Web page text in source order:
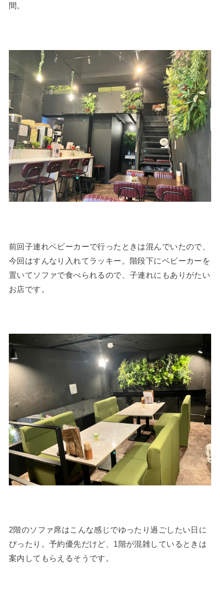
間。
前回子連れベビーカーで行ったときは混んでいたので、
今回はすんなり入れてラッキー。階段下にベビーカーを
置いてソファで食べられるので、子連れにもありがたい
お店です。
2階のソファ席はこんな感じでゆったり過ごしたい日に
ぴったり。予約優先だけど、1階が混雑しているときは
案内してもらえるそうです。